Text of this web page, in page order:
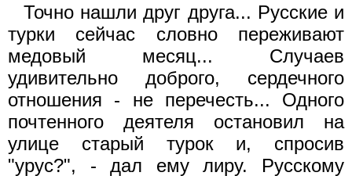
Точно нашли друг друга... Русские и
турки сейчас словно переживают
медовый месяц... Случаев
удивительно доброго, сердечного
отношения - не перечесть... Одного
почтенного деятеля остановил на
улице старый турок и, спросив
"урус?", - дал ему лиру. Русскому